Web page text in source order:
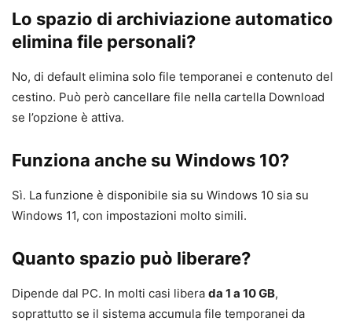
Lo spazio di archiviazione automatico
elimina file personali?
No, di default elimina solo file temporanei e contenuto del
cestino. Può però cancellare file nella cartella Download
se l’opzione è attiva.
Funziona anche su Windows 10?
Sì. La funzione è disponibile sia su Windows 10 sia su
Windows 11, con impostazioni molto simili.
Quanto spazio può liberare?
Dipende dal PC. In molti casi libera da 1 a 10 GB,
soprattutto se il sistema accumula file temporanei da